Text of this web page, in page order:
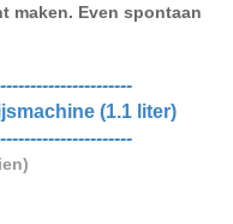
maken. Even spontaan
(1.1 liter)